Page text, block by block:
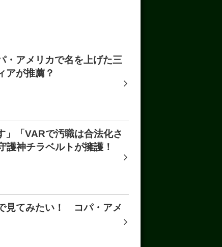
・アメリカで名を上げた三
アが推薦？
」「VARで汚職は合法化さ
護神チラベルトが擁護！
見てみたい！ コパ・アメ